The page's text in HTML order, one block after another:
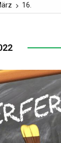
16.